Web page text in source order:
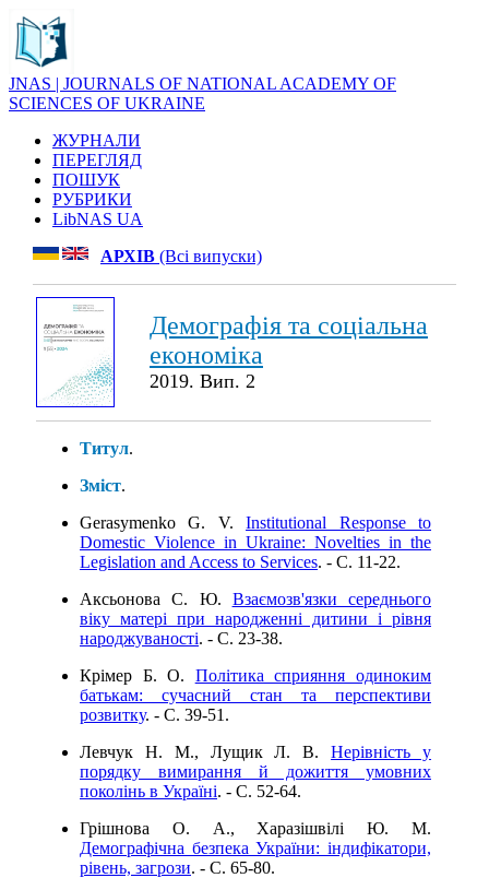
JNAS | JOURNALS OF NATIONAL ACADEMY OF
SCIENCES OF UKRAINE
ЖУРНАЛИ
ПЕРЕГЛЯД
ПОШУК
РУБРИКИ
LibNAS UA
АРХІВ (Всі випуски)
Демографія та соціальна
економіка
2019. Вип. 2
Титул.
Зміст.
Gerasymenko G. V.Institutional Response to
Domestic Violence in Ukraine: Novelties in the
Legislation and Access to Services. - C. 11-22.
Аксьонова С. Ю. Взаємозв'язки середнього
віку матері при народженні дитини і рівня
народжуваності. - C. 23-38.
Крімер Б. О. Політика сприяння одиноким
батькам: сучасний стан та перспективи
розвитку. - C. 39-51.
Левчук Н. М., Лущик Л. В.Нерівність у
порядку вимирання й дожиття умовних
поколінь в Україні. - C. 52-64.
Грішнова О. А., Харазішвілі Ю. М.
Демографічна безпека України: індифікатори,
рівень, загрози. - C. 65-80.